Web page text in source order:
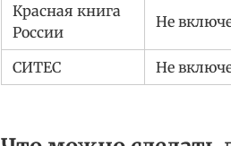
Красная книга
России
Не
СИТЕС Не